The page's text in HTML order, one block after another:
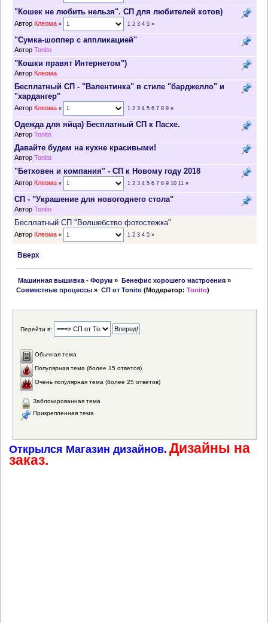
"Кошек не любить нельзя". СП для любителей котов)
Автор Клеома « 1 2 3 4 5»
"Сумка-шоппер с аппликацией"
Автор Tonito
"Кошки правят Интернетом")
Автор Клеома
Бесплатный СП - "Валентинка" в стиле "барджелло" и
"хардангер"
Автор Клеома « 1 2 3 4 5 6 7 8 9»
Одежда для яйца) Бесплатный СП к Пасхе.
Автор Tonito
Давайте будем на кухне красивыми!
Автор Tonito
"Бетховен и компания" - СП к Новому году 2018
Автор Клеома « 1 2 3 4 5 6 7 8 9 10 11»
СП - "Украшение для новогоднего стола"
Автор Tonito
Бесплатный СП "Волшебство фотостежка"
Автор Клеома « 1 2 3 4 5»
Вверх
Машинная вышивка - Форум » Бенефис хорошего настроения»
Совместные процессы » СП от Tonito(Модератор: Tonito)
Перейти в:
Обычная тема
Популярная тема (более 15 ответов)
Очень популярная тема (более 25 ответов)
Заблокированная тема
Прикрепленная тема
Открылся Магазин дизайнов. Дизайны на
заказ.